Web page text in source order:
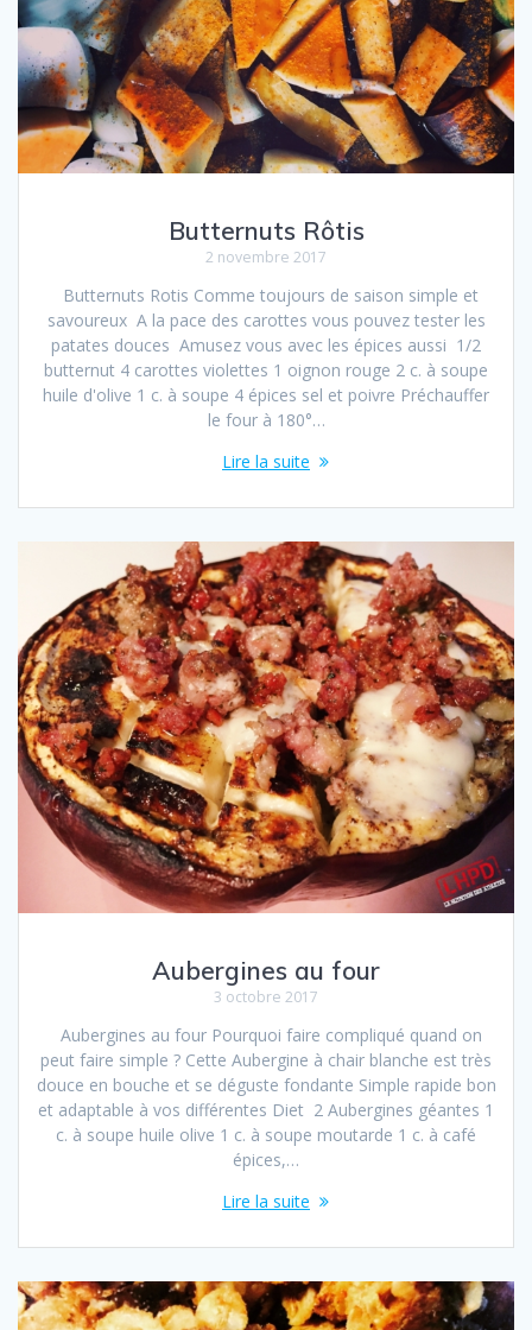
Butternuts Rôtis
2 novembre 2017
Butternuts Rotis Comme toujours de saison simple et
savoureux A la pace des carottes vous pouvez tester les
patates douces Amusez vous avec les épices aussi 1/2
butternut 4 carottes violettes 1 oignon rouge 2 c. à soupe
huile d'olive 1 c. à soupe 4 épices sel et poivre Préchauffer
le four à 180°…
Lire la suite
Aubergines au four
3 octobre 2017
Aubergines au four Pourquoi faire compliqué quand on
peut faire simple ? Cette Aubergine à chair blanche est très
douce en bouche et se déguste fondante Simple rapide bon
et adaptable à vos différentes Diet 2 Aubergines géantes 1
c. à soupe huile olive 1 c. à soupe moutarde 1 c. à café
épices,…
Lire la suite